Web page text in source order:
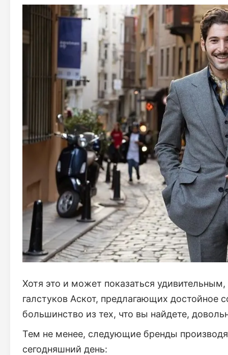
Хотя это и может показаться
галстуков Аскот, предлагающих
большинство из тех, что вы найдете,
Тем не менее, следующие бренды
сегодняшний день: